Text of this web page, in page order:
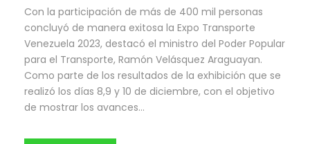
Con la participación de más de 400 mil personas
concluyó de manera exitosa la Expo Transporte
Venezuela 2023, destacó el ministro del Poder Popular
para el Transporte, Ramón Velásquez Araguayan.
Como parte de los resultados de la exhibición que se
realizó los días 8,9 y 10 de diciembre, con el objetivo
de mostrar los avances...